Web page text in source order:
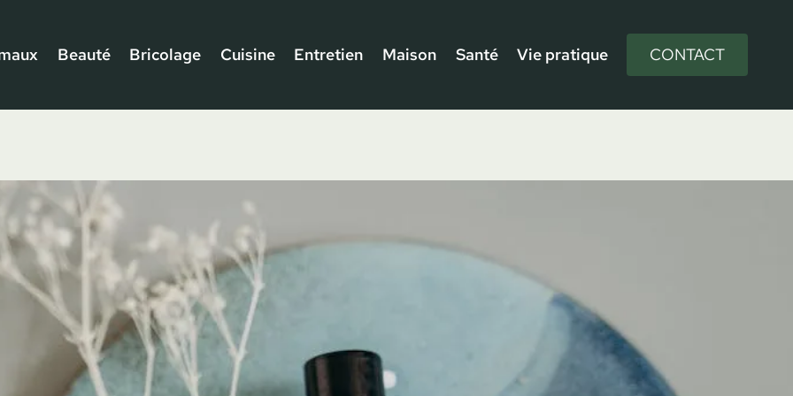
Beauté Bricolage Cuisine Entretien Maison Santé Vie pratique CONTACT